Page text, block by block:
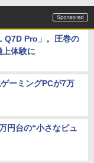
Q7D Pro」。圧巻の
上体験に
ーミングPCが7万
円台の“小さなピュ